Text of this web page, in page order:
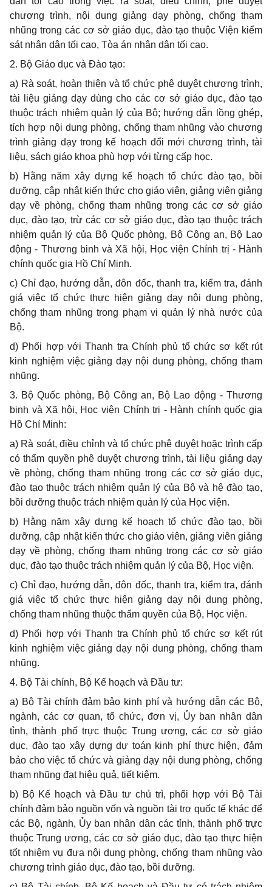
chương trình, nội dung giảng dạy phòng, chống tham
nhũng trong các cơ sở giáo dục, đào tạo thuộc Viện kiểm
sát nhân dân tối cao, Tòa án nhân dân tối cao.
2. Bộ Giáo dục và Đào tạo:
a) Rà soát, hoàn thiện và tổ chức phê duyệt chương trình,
tài liệu giảng dạy dùng cho các cơ sở giáo dục, đào tạo
thuộc trách nhiệm quản lý của Bộ; hướng dẫn lồng ghép,
tích hợp nội dung phòng, chống tham nhũng vào chương
trình giảng dạy trong kế hoạch đổi mới chương trình, tài
liệu, sách giáo khoa phù hợp với từng cấp học.
b) Hằng năm xây dựng kế hoạch tổ chức đào tạo, bồi
dưỡng, cập nhật kiến thức cho giáo viên, giảng viên giảng
dạy về phòng, chống tham nhũng trong các cơ sở giáo
dục, đào tạo, trừ các cơ sở giáo dục, đào tạo thuộc trách
nhiệm quản lý của Bộ Quốc phòng, Bộ Công an, Bộ Lao
động - Thương binh và Xã hội, Học viện Chính trị - Hành
chính quốc gia Hồ Chí Minh.
c)Chỉ đạo, hướng dẫn, đôn đốc, thanh tra, kiểm tra, đánh
giá việc tổ chức thực hiện giảng dạy nội dung phòng,
chống tham nhũng trong phạm vi quản lý nhà nước của
Bộ.
d) Phối hợp với Thanh tra Chính phủ tổ chức sơ kết rút
kinh nghiệm việc giảng dạy nội dung phòng, chống tham
nhũng.
3. Bộ Quốc phòng, Bộ Công an, Bộ Lao động - Thương
binh và Xã hội, Học viện Chính trị - Hành chính quốc gia
Hồ Chí Minh:
a) Rà soát, điều chỉnh và tổ chức phê duyệt hoặc trình cấp
có thẩm quyền phê duyệt chương trình, tài liệu giảng dạy
về phòng, chống tham nhũng trong các cơ sở giáo dục,
đào tạo thuộc trách nhiệm quản lý của Bộ và hệ đào tạo,
bồi dưỡng thuộc trách nhiệm quản lý của Học viện.
b) Hằng năm xây dựng kế hoạch tổ chức đào tạo, bồi
dưỡng, cập nhật kiến thức cho giáo viên, giảng viên giảng
dạy về phòng, chống tham nhũng trong các cơ sở giáo
dục, đào tạo thuộc trách nhiệm quản lý của Bộ, Học viện.
c)Chỉ đạo, hướng dẫn, đôn đốc, thanh tra, kiểm tra, đánh
giá việc tổ chức thực hiện giảng dạy nội dung phòng,
chống tham nhũng thuộc thẩm quyền của Bộ, Học viện.
d) Phối hợp với Thanh tra Chính phủ tổ chức sơ kết rút
kinh nghiệm việc giảng dạy nội dung phòng, chống tham
nhũng.
4. Bộ Tài chính, Bộ Kế hoạch và Đầu tư:
a) Bộ Tài chính đảm bảo kinh phí và hướng dẫn các Bộ,
ngành, các cơ quan, tổ chức, đơn vị, Ủy ban nhân dân
tỉnh, thành phố trực thuộc Trung ương, các cơ sở giáo
dục, đào tạo xây dựng dự toán kinh phí thực hiện, đảm
bảo cho việc tổ chức và giảng dạy nội dung phòng, chống
tham nhũng đạt hiệu quả, tiết kiệm.
b) Bộ Kế hoạch và Đầu tư chủ trì, phối hợp với Bộ Tài
chính đảm bảo nguồn vốn và nguồn tài trợ quốc tế khác để
các Bộ, ngành, Ủy ban nhân dân các tỉnh, thành phố trực
thuộc Trung ương, các cơ sở giáo dục, đào tạo thực hiện
tốt nhiệm vụ đưa nội dung phòng, chống tham nhũng vào
chương trình giáo dục, đào tạo, bồi dưỡng.